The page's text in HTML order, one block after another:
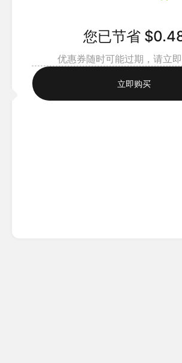
您已节省
优惠券随时可能过期，请立即
立即购买